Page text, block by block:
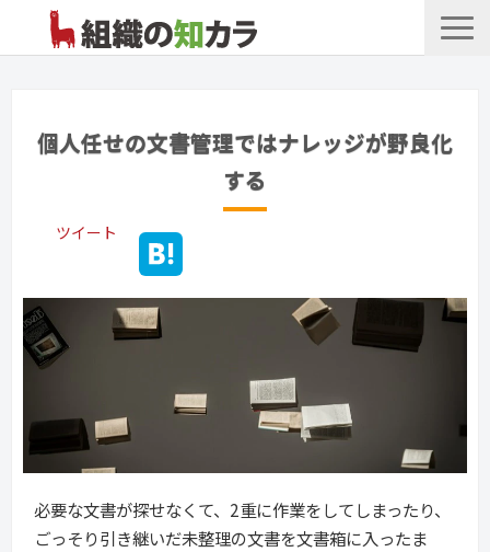
お客様事例
個人任せの文書管理ではナレッジが野良化
する
ツイート
必要な文書が探せなくて、2重に作業をしてしまったり、
ごっそり引き継いだ未整理の文書を文書箱に入ったま